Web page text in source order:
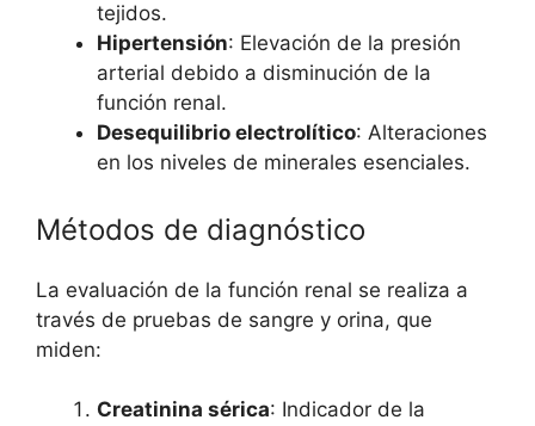
tejidos.
Hipertensión: Elevación de la presión
arterial debido a disminución de la
función renal.
Desequilibrio electrolítico: Alteraciones
en los niveles de minerales esenciales.
Métodos de diagnóstico
La evaluación de la función renal se realiza a
través de pruebas de sangre y orina, que
miden:
Creatinina sérica: Indicador de la